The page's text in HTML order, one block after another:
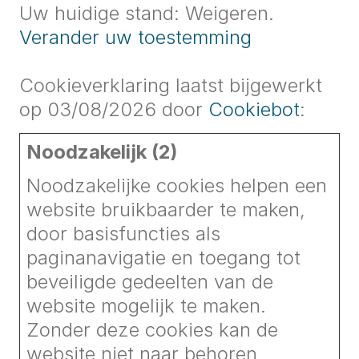
Uw huidige stand: Weigeren.
Verander uw toestemming
Cookieverklaring laatst bijgewerkt
op 03/08/2026 door Cookiebot:
Noodzakelijk (2)
Noodzakelijke cookies helpen een
website bruikbaarder te maken,
door basisfuncties als
paginanavigatie en toegang tot
beveiligde gedeelten van de
website mogelijk te maken.
Zonder deze cookies kan de
website niet naar behoren